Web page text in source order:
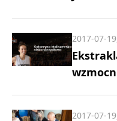
2017-07-
2017-07-